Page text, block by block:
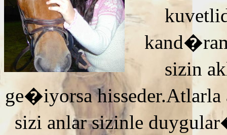
sizin
ge�iyorsa
sizi anlar sizinle